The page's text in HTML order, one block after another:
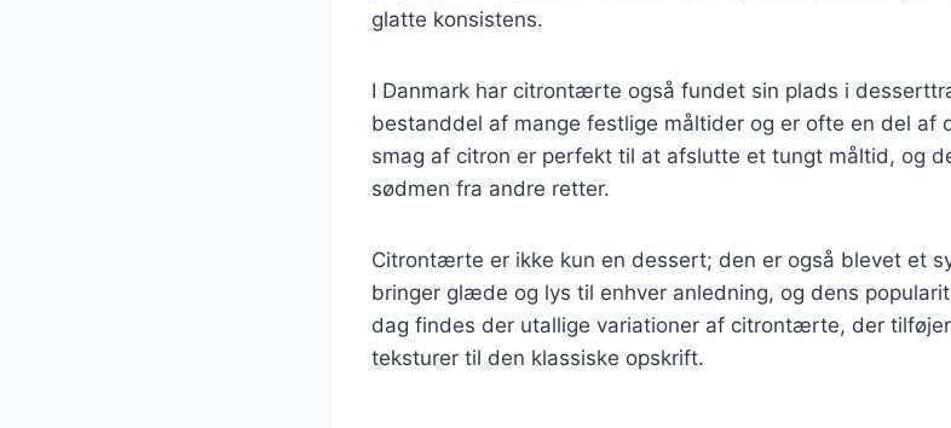
glatte konsistens.
I Danmark har citrontærte også fundet sin plads i
bestanddel af mange festlige måltider og er ofte en del af
smag af citron er perfekt til at afslutte et tungt måltid, og
sødmen fra andre retter.
Citrontærte er ikke kun en dessert; den er også blevet et
bringer glæde og lys til enhver anledning, og dens
dag findes der utallige variationer af citrontærte, der
teksturer til den klassiske opskrift.